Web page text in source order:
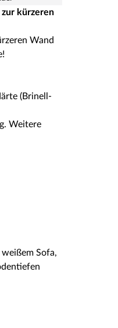
zur kürzeren
Wand
(Brinell-
Weitere